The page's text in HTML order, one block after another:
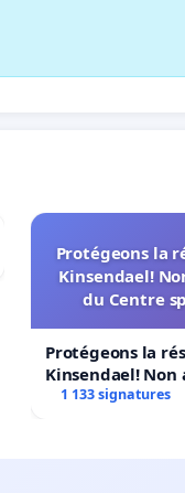
Protégeons la
Kinsendael!
du Centre
Protégeons la
Kinsendael!
Centre sportif Le
1 133 signatures